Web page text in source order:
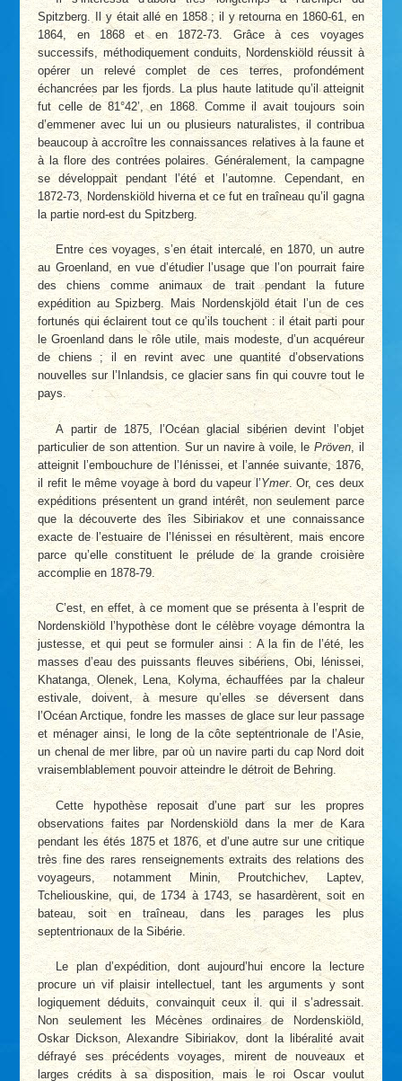
Spitzberg. Il y était allé en 1858 ; il y retourna en 1860-61, en
1864, en 1868 et en 1872-73. Grâce à ces voyages
successifs, méthodiquement conduits, Nordenskiöld réussit à
opérer un relevé complet de ces terres, profondément
échancrées par les fjords. La plus haute latitude qu’il atteignit
fut celle de 81°42’, en 1868. Comme il avait toujours soin
d’emmener avec lui un ou plusieurs naturalistes, il contribua
beaucoup à accroître les connaissances relatives à la faune et
à la flore des contrées polaires. Généralement, la campagne
se développait pendant l’été et l’automne. Cependant, en
1872-73, Nordenskiöld hiverna et ce fut en traîneau qu’il gagna
la partie nord-est du Spitzberg.
Entre ces voyages, s’en était intercalé, en 1870, un autre
au Groenland, en vue d’étudier l’usage que l’on pourrait faire
des chiens comme animaux de trait pendant la future
expédition au Spizberg. Mais Nordenskjöld était l’un de ces
fortunés qui éclairent tout ce qu’ils touchent : il était parti pour
le Groenland dans le rôle utile, mais modeste, d’un acquéreur
de chiens ; il en revint avec une quantité d’observations
nouvelles sur l’Inlandsis, ce glacier sans fin qui couvre tout le
pays.
A partir de 1875, l’Océan glacial sibérien devint l’objet
particulier de son attention. Sur un navire à voile, lePröven, il
atteignit l’embouchure de l’Iénissei, et l’année suivante, 1876,
il refit le même voyage à bord du vapeur l’Ymer. Or, ces deux
expéditions présentent un grand intérêt, non seulement parce
que la découverte des îles Sibiriakov et une connaissance
exacte de l’estuaire de l’Iénissei en résultèrent, mais encore
parce qu’elle constituent le prélude de la grande croisière
accomplie en 1878-79.
C’est, en effet, à ce moment que se présenta à l’esprit de
Nordenskiöld l’hypothèse dont le célèbre voyage démontra la
justesse, et qui peut se formuler ainsi : A la fin de l’été, les
masses d’eau des puissants fleuves sibériens, Obi, lénissei,
Khatanga, Olenek, Lena, Kolyma, échauffées par la chaleur
estivale, doivent, à mesure qu’elles se déversent dans
l’Océan Arctique, fondre les masses de glace sur leur passage
et ménager ainsi, le long de la côte septentrionale de l’Asie,
un chenal de mer libre, par où un navire parti du cap Nord doit
vraisemblablement pouvoir atteindre le détroit de Behring.
Cette hypothèse reposait d’une part sur les propres
observations faites par Nordenskiöld dans la mer de Kara
pendant les étés 1875 et 1876, et d’une autre sur une critique
très fine des rares renseignements extraits des relations des
voyageurs, notamment Minin, Proutchichev, Laptev,
Tcheliouskine, qui, de 1734 à 1743, se hasardèrent, soit en
bateau, soit en traîneau, dans les parages les plus
septentrionaux de la Sibérie.
Le plan d’expédition, dont aujourd’hui encore la lecture
procure un vif plaisir intellectuel, tant les arguments y sont
logiquement déduits, convainquit ceux il. qui il s’adressait.
Non seulement les Mécènes ordinaires de Nordenskiöld,
Oskar Dickson, Alexandre Sibiriakov, dont la libéralité avait
défrayé ses précédents voyages, mirent de nouveaux et
larges crédits à sa disposition, mais le roi Oscar voulut